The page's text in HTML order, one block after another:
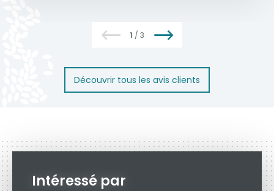
1 / 3
Découvrir tous les avis clients
Intéressé par